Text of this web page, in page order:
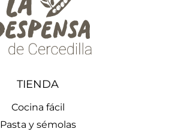
TIENDA
Cocina fácil
Pasta y sémolas